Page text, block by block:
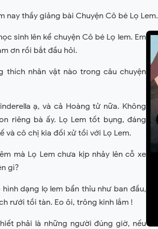
nay thầy giảng bài Chuyện Cô bé Lọ Lem.
sinh lên kể chuyện Cô bé Lọ lem. Em
ơn rồi bắt đầu hỏi.
thích nhân vật nào trong câu chuyện
ạ, và cả Hoàng tử nữa. Không
riêng bà ấy. Lọ Lem tốt bụng, đáng
và cô chị kia đối xử tồi với Lọ Lem.
mà Lọ Lem chưa kịp nhảy lên cỗ xe
gì?
dạng lọ lem bẩn thỉu như ban đầu,
rưới tồi tàn. Eo ôi, trông kinh lắm !
phải là những người đúng giờ, nếu